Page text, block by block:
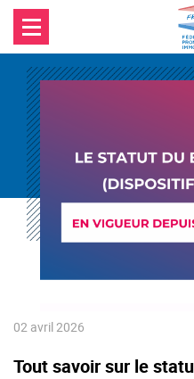
Aller au contenu principal
Aller à
FPI
France
02 avril 2026
Tout savoir sur le